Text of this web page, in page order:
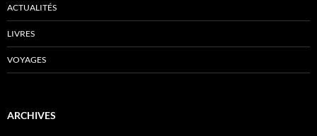
ACTUALITÉS
LIVRES
VOYAGES
ARCHIVES